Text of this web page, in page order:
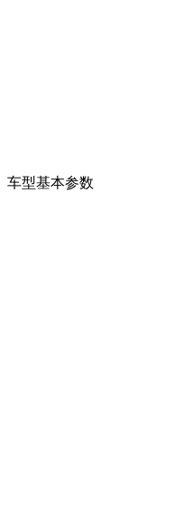
车型基本参数